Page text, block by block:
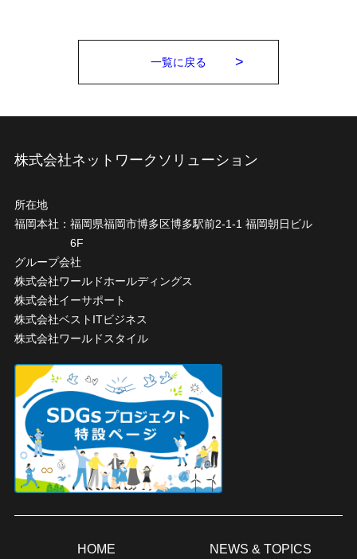
一覧に戻る
株式会社ネットワークソリューション
所在地
福岡本社： 福岡県福岡市博多区博多駅前2-1-1 福岡朝日ビル
6F
グループ会社
株式会社ワールドホールディングス
株式会社イーサポート
株式会社ベストITビジネス
株式会社ワールドスタイル
HOME NEWS & TOPICS